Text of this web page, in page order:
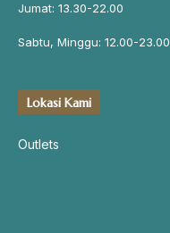
Jumat: 13.30-22.00
Sabtu, Minggu: 12.00-23.00
Lokasi Kami
Outlets